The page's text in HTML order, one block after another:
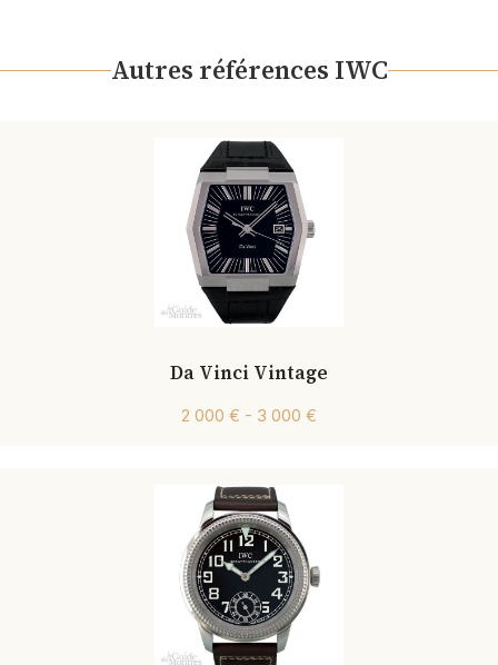
Autres références IWC
Da Vinci Vintage
2 000 € - 3 000 €